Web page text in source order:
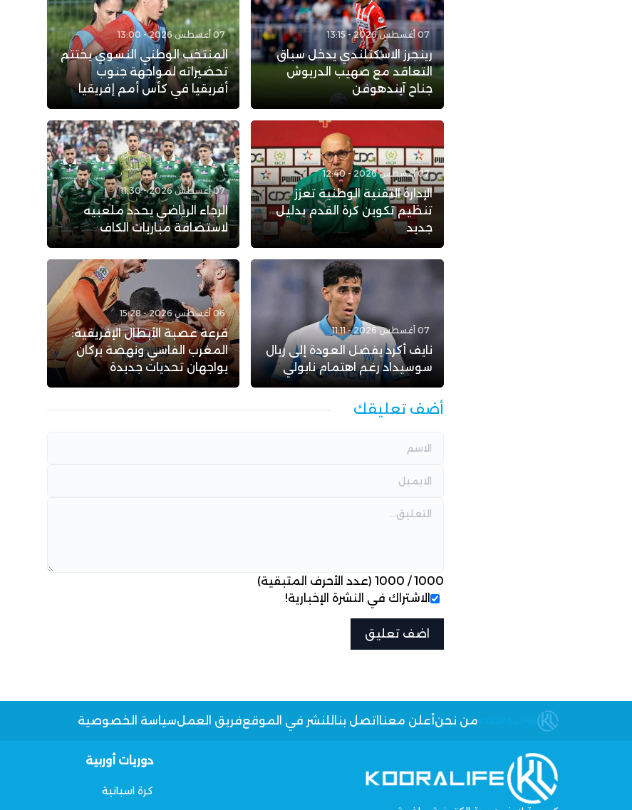
07 أغسطس 2026 - 13:15
رينجرز الاسكتلندي يدخل سباق
التعاقد مع صهيب الدريوش
جناح آيندهوفن
07 أغسطس 2026 - 13:00
المنتخب الوطني النسوي يختتم
تحضيراته لمواجهة جنوب
أفريقيا في كأس أمم إفريقيا
07 أغسطس 2026 - 12:40
الإدارة التقنية الوطنية تعزز
تنظيم تكوين كرة القدم بدليل
جديد
07 أغسطس 2026 - 11:30
الرجاء الرياضي يحدد ملعبيه
لاستضافة مباريات الكاف
07 أغسطس 2026 - 11:11
نايف أكرد يفضل العودة إلى ريال
سوسيداد رغم اهتمام نابولي
06 أغسطس 2026 - 15:28
قرعة عصبة الأبطال الإفريقية:
المغرب الفاسي ونهضة بركان
يواجهان تحديات جديدة
أضف تعليقك
1000
/
1000 (عدد الأحرف المتبقية)
الاشتراك في النشرة الإخبارية!
من نحنأعلن معنا اتصل بنا للنشر في الموقعفريق العملسياسة الخصوصية
دوريات أوربية
كرة اسبانية